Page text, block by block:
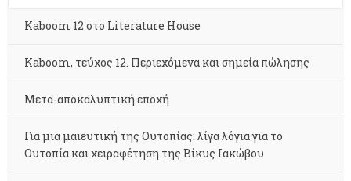
Kaboom 12 στο Literature House
Kaboom, τεύχος 12. Περιεχόμενα και σημεία πώλησης
Μετα-αποκαλυπτική εποχή
Για μια μαιευτική της Ουτοπίας: λίγα λόγια για το
Ουτοπία και χειραφέτηση της Βίκυς Ιακώβου